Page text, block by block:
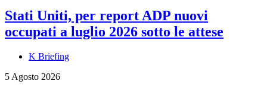
Stati Uniti, per report ADP nuovi
occupati a luglio 2026 sotto le attese
K Briefing
5 Agosto 2026